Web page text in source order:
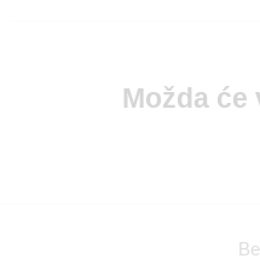
Možda će